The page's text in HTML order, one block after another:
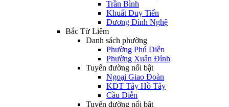
Trần Bình
Khuất Duy Tiến
Dương Đình Nghệ
Bắc Từ Liêm
Danh sách phường
Phường Phú Diễn
Phường Xuân Đỉnh
Tuyến đường nổi bật
Ngoại Giao Đoàn
KĐT Tây Hồ Tây
Cầu Diễn
Tuyến đường nổi bật